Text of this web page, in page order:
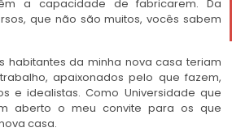
a capacidade de fabricarem. Da
que não são muitos, vocês sabem
habitantes da minha nova casa teriam
apaixonados pelo que fazem,
e idealistas. Como Universidade que
aberto o meu convite para os que
casa.